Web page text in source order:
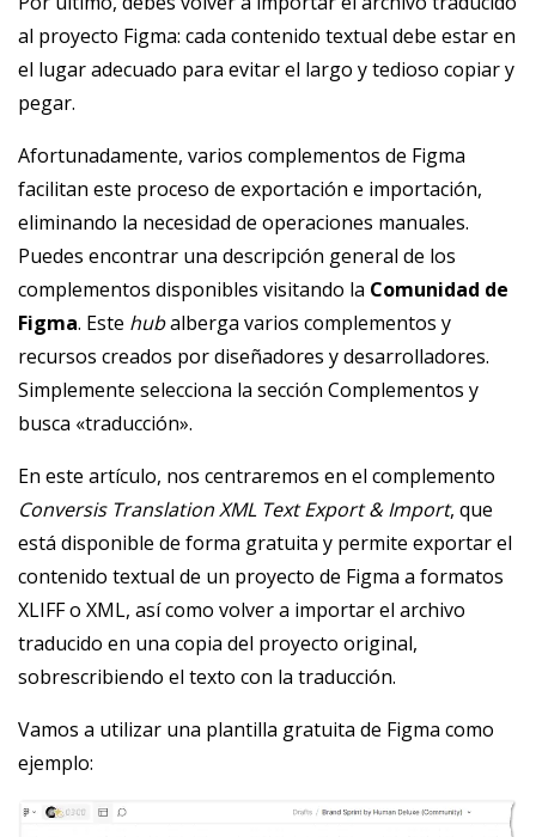
al proyecto Figma: cada contenido textual debe estar en
el lugar adecuado para evitar el largo y tedioso copiar y
pegar.
Afortunadamente, varios complementos de Figma
facilitan este proceso de exportación e importación,
eliminando la necesidad de operaciones manuales.
Puedes encontrar una descripción general de los
complementos disponibles visitando la Comunidad de
Figma. Este hubalberga varios complementos y
recursos creados por diseñadores y desarrolladores.
Simplemente selecciona la sección Complementos y
busca «traducción».
En este artículo, nos centraremos en el complemento
Conversis Translation XML Text Export & Import, que
está disponible de forma gratuita y permite exportar el
contenido textual de un proyecto de Figma a formatos
XLIFF o XML, así como volver a importar el archivo
traducido en una copia del proyecto original,
sobrescribiendo el texto con la traducción.
Vamos a utilizar una plantilla gratuita de Figma como
ejemplo: